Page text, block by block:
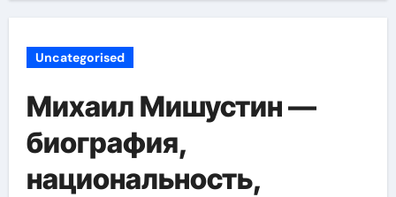
Uncategorised
Михаил Мишустин —
биография,
национальность,